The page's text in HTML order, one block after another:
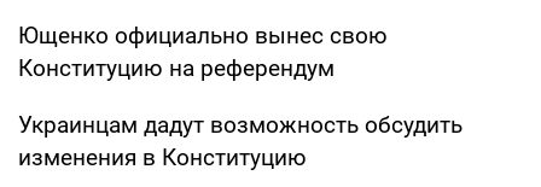
Ющенко официально вынес свою
Конституцию на референдум
Украинцам дадут возможность обсудить
изменения в Конституцию